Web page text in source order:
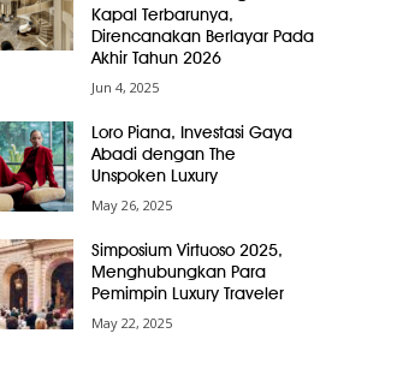
Kapal Terbarunya,
Direncanakan Berlayar Pada
Akhir Tahun 2026
Jun 4, 2025
Loro Piana, Investasi Gaya
Abadi dengan The
Unspoken Luxury
May 26, 2025
Simposium Virtuoso 2025,
Menghubungkan Para
Pemimpin Luxury Traveler
May 22, 2025